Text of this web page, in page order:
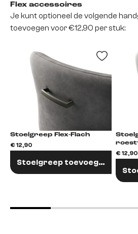
Flex accessoires
Je kunt optioneel de volgende
toevoegen voor €12,90 per stuk:
Stoelgreep Flex-Flach
€ 12,90
Stoelgreep toevoegen
Flach
€ 12,90